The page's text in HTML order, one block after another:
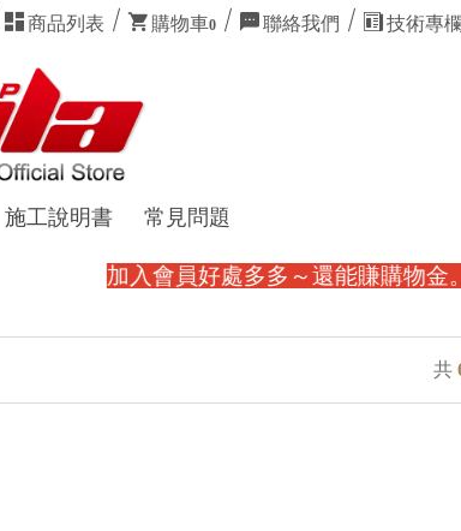
商品列表 購物車0 聯絡我們 技術專欄
施工說明書 常見問題
會員好處多多～還能賺購物金。
共